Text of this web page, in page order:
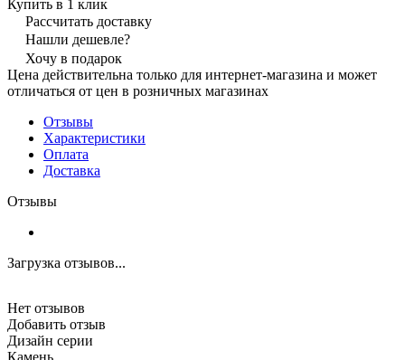
Купить в 1 клик
Рассчитать доставку
Нашли дешевле?
Хочу в подарок
Цена действительна только для интернет-магазина и может
отличаться от цен в розничных магазинах
Отзывы
Характеристики
Оплата
Доставка
Отзывы
Загрузка отзывов...
Нет отзывов
Добавить отзыв
Дизайн серии
Камень